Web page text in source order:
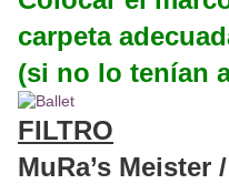
carpeta
(si no lo tenían
FILTRO
MuRa’s